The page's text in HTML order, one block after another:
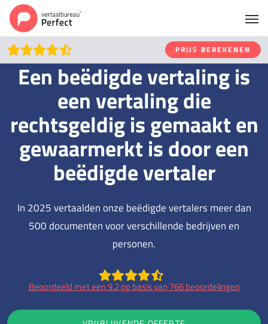
PRIJS BEREKENEN
Een beëdigde vertaling is
een vertaling die
rechtsgeldig is gemaakt en
gewaarmerkt is door een
beëdigde vertaler
In 2025 vertaalden onze beëdigde vertalers meer dan
500 documenten voor verschillende bedrijven en
personen.
Beoordeeld met een 9.2 op basis van 766 beoordelingen